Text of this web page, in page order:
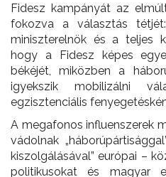
Fidesz kampányát az
fokozva a választás
miniszterelnök és a teljes
hogy a Fidesz képes
békéjét, miközben a
igyekszik mobilizálni
egzisztenciális
A megafonos influenszerek
vádolnak
kiszolgálásával” európai –
politikusokat és magyar